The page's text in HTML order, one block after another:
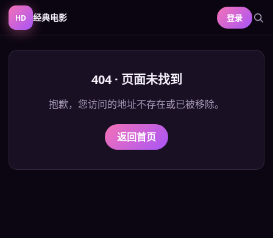
HD 经典电影 登录
404 · 页面未找到
抱歉，您访问的地址不存在或已被移除。
返回首页